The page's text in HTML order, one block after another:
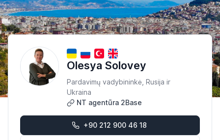
Olesya Solovey
Pardavimų vadybininkė, Rusija ir
Ukraina
NT agentūra 2Base
+90 212 900 46 18